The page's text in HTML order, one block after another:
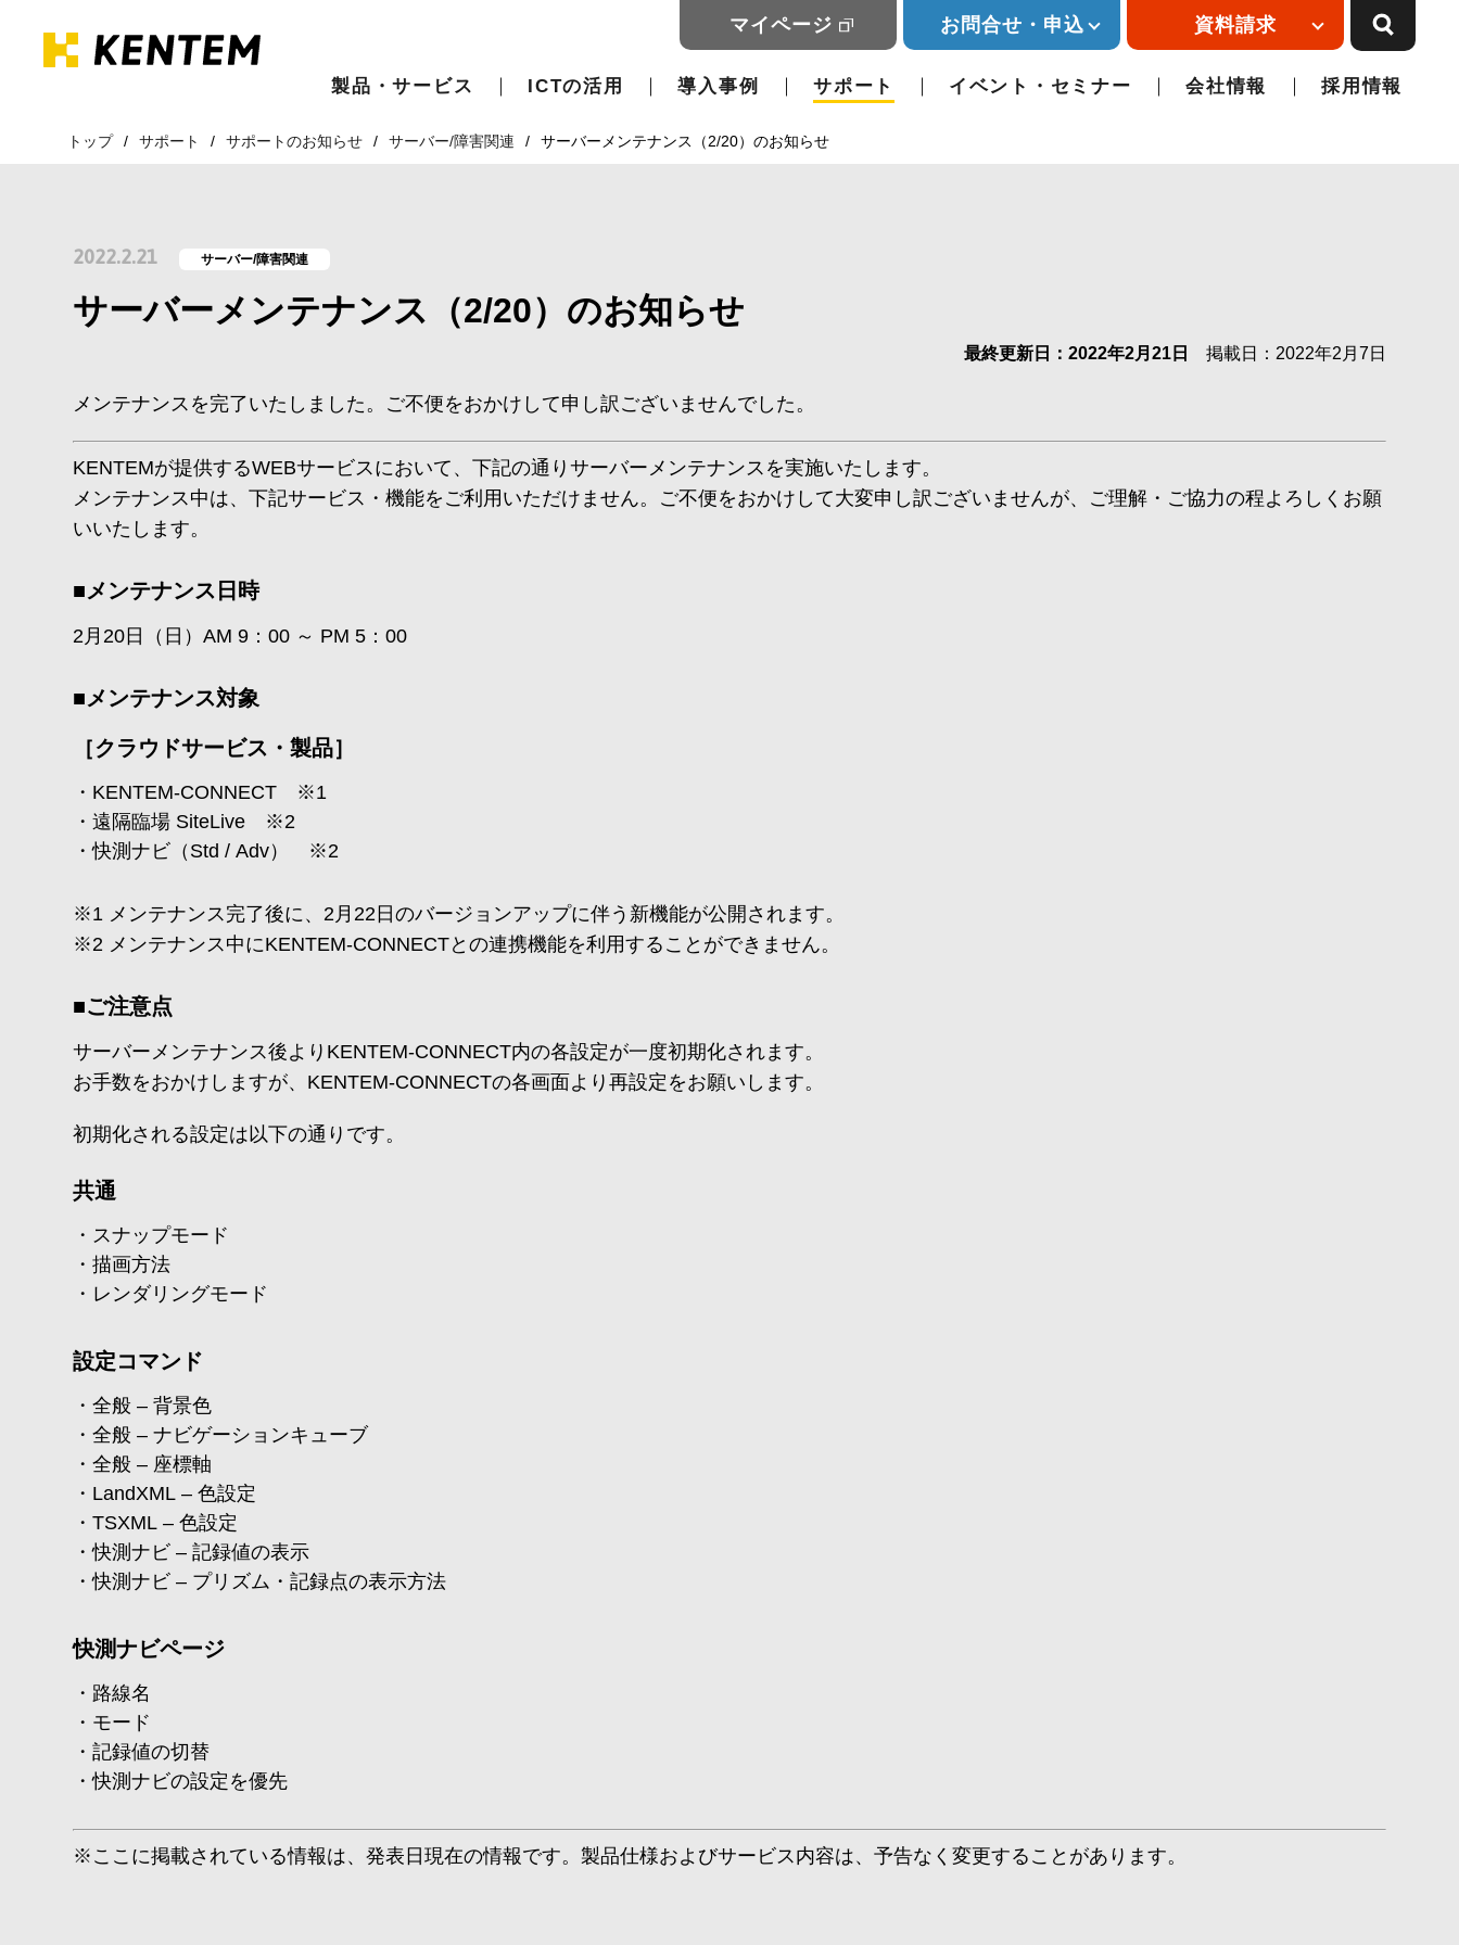
製品・サービス ICTの活用 導入事例 サポート イベント・セミナー 会社情報 採用情報
マイページ お問合せ・申込 資料請求
トップ サポート サポートのお知らせ サーバー/障害関連 サーバーメンテナンス（2/20）のお知らせ
2022.2.21 サーバー/障害関連
サーバーメンテナンス（2/20）のお知らせ
最終更新日：2022年2月21日 掲載日：2022年2月7日
メンテナンスを完了いたしました。ご不便をおかけして申し訳ございませんでした。
KENTEMが提供するWEBサービスにおいて、下記の通りサーバーメンテナンスを実施いたします。
メンテナンス中は、下記サービス・機能をご利用いただけません。ご不便をおかけして大変申し訳ございませんが、ご理解・ご協力の程よろしくお願
いいたします。
■メンテナンス日時
2月20日（日）AM 9：00 ～ PM 5：00
■メンテナンス対象
［クラウドサービス・製品］
KENTEM-CONNECT ※1
遠隔臨場 SiteLive ※2
快測ナビ（Std / Adv） ※2
※1 メンテナンス完了後に、2月22日のバージョンアップに伴う新機能が公開されます。
※2 メンテナンス中にKENTEM-CONNECTとの連携機能を利用することができません。
■ご注意点
サーバーメンテナンス後よりKENTEM-CONNECT内の各設定が一度初期化されます。
お手数をおかけしますが、KENTEM-CONNECTの各画面より再設定をお願いします。
初期化される設定は以下の通りです。
共通
スナップモード
描画方法
レンダリングモード
設定コマンド
全般 – 背景色
全般 – ナビゲーションキューブ
全般 – 座標軸
LandXML – 色設定
TSXML – 色設定
快測ナビ – 記録値の表示
快測ナビ – プリズム・記録点の表示方法
快測ナビページ
路線名
モード
記録値の切替
快測ナビの設定を優先
※ここに掲載されている情報は、発表日現在の情報です。製品仕様およびサービス内容は、予告なく変更することがあります。